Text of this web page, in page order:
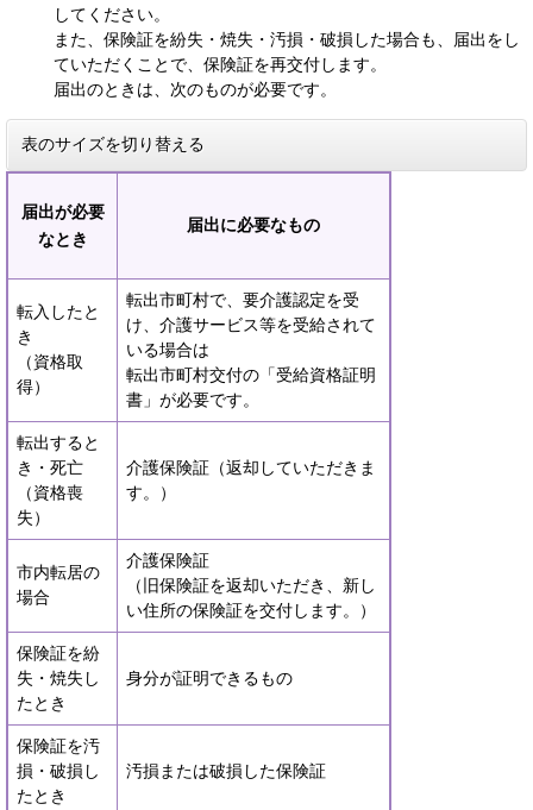
してください。
また、保険証を紛失・焼失・汚損・破損した場合も、届出をし
ていただくことで、保険証を再交付します。
届出のときは、次のものが必要です。
表のサイズを切り替える
届出が必要
なとき
届出に必要なもの
転入したと
き
（資格取
得）
転出市町村で、要介護認定を受
け、介護サービス等を受給されて
いる場合は
転出市町村交付の「受給資格証明
書」が必要です。
転出すると
き・死亡
（資格喪
失）
介護保険証（返却していただきま
す。）
市内転居の
場合
介護保険証
（旧保険証を返却いただき、新し
い住所の保険証を交付します。）
保険証を紛
失・焼失し
たとき
身分が証明できるもの
保険証を汚
損・破損し
たとき
汚損または破損した保険証